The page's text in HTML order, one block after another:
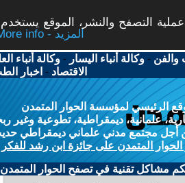
التصفح والنشر، الموقع
More info - المزيد
والفن -وكالة أنباء اليسار -وكالة أنباء
الاقتصاد - اخبار
الرئيسي لمؤسسة الحوار المتمدن
علمانية، ديمقراطية، تطوعية وغير
مجتمع مدني علماني ديمقراطي حديث
المتمدن على جائزة ابن رشد للفكر
مشاكل تقنية في تصفح الحوار المتمدن